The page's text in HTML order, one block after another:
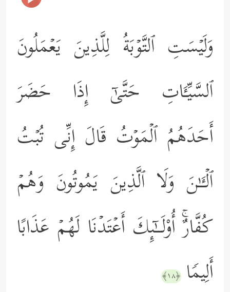
وَلَیۡسَتِ ٱلتَّوۡبَةُ لِلَّذِینَ یَعۡمَلُونَ
ٱلسَّیِّـَٔاتِ حَتَّىٰۤ إِذَا حَضَرَ
أَحَدَهُمُ ٱلۡمَوۡتُ قَالَ إِنِّی تُبۡتُ
ٱلۡـَٔـٰنَ وَلَا ٱلَّذِینَ یَمُوتُونَ وَهُمۡ
كُفَّارٌۚ أُوْلَــٰۤىِٕكَ أَعۡتَدۡنَا لَهُمۡ عَذَابًا
أَلِیمࣰا ﴿١٨﴾